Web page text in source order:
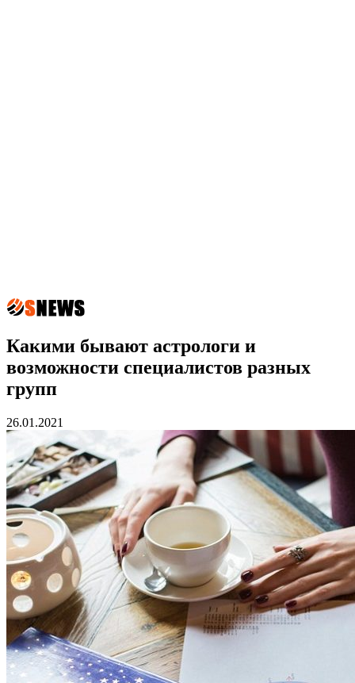
Какими бывают астрологи и
возможности специалистов разных
групп
26.01.2021